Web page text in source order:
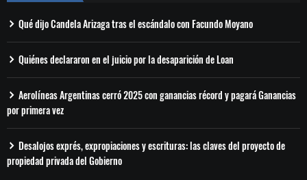
Qué dijo Candela Arizaga tras el escándalo con Facundo Moyano
Quiénes declararon en el juicio por la desaparición de Loan
Aerolíneas Argentinas cerró 2025 con ganancias récord y pagará Ganancias
por primera vez
Desalojos exprés, expropiaciones y escrituras: las claves del proyecto de
propiedad privada del Gobierno